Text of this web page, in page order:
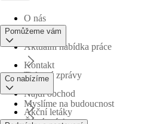
O nás
Aktuální nabídka práce
Tiskové zprávy
Myslíme na budoucnost
Pomůžeme vám
Kontakt
Najdi obchod
Časté otázky
Co nabízíme
Akční letáky